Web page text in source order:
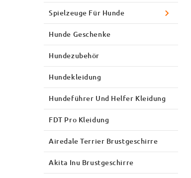
Spielzeuge Für Hunde
Hunde Geschenke
Hundezubehör
Hundekleidung
Hundeführer Und Helfer Kleidung
FDT Pro Kleidung
Airedale Terrier Brustgeschirre
Akita Inu Brustgeschirre